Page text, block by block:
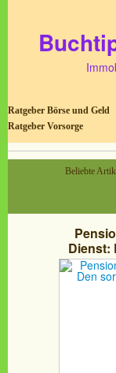
Ratgeber Börse und Geld
Ratgeber Vorsorge
Beliebte
Dienst: